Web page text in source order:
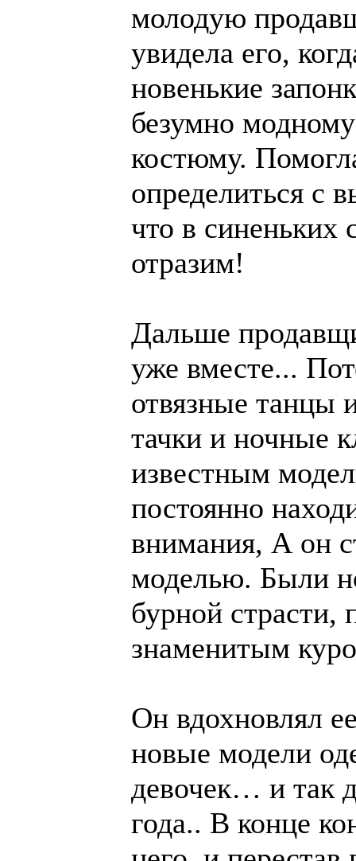
молодую
увидела его,
новенькие
безумно
костюму.
определиться с
что в синеньких
отразим!
Дальше
уже вместе...
отвязные танцы
тачки и ночные
известным
постоянно
внимания, А он
моделью. Были
бурной страсти,
знаменитым
Он вдохновлял
новые модели
девочек… и так
года.. В конце